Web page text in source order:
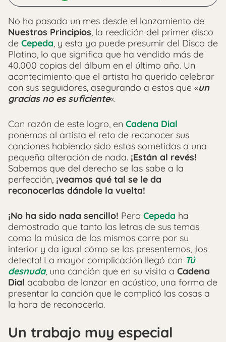
No ha pasado un mes desde el lanzamiento de
Nuestros Principios, la reedición del primer disco
de Cepeda, y esta ya puede presumir del Disco de
Platino, lo que significa que ha vendido más de
40.000 copias del álbum en el último año. Un
acontecimiento que el artista ha querido celebrar
con sus seguidores, asegurando a estos que «un
gracias no es suficiente«.
Con razón de este logro, en Cadena Dial
ponemos al artista el reto de reconocer sus
canciones habiendo sido estas sometidas a una
pequeña alteración de nada. ¡Están al revés!
Sabemos que del derecho se las sabe a la
perfección, ¡veamos qué tal se le da
reconocerlas dándole la vuelta!
¡No ha sido nada sencillo! Pero Cepeda ha
demostrado que tanto las letras de sus temas
como la música de los mismos corre por su
interior y da igual cómo se los presentemos, ¡los
detecta! La mayor complicación llegó con Tú
desnuda, una canción que en su visita a Cadena
Dial acababa de lanzar en acústico, una forma de
presentar la canción que le complicó las cosas a
la hora de reconocerla.
Un trabajo muy especial